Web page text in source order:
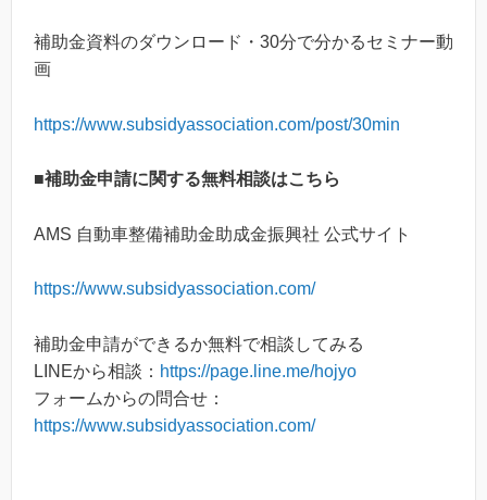
補助金資料のダウンロード・30分で分かるセミナー動
画
https://www.subsidyassociation.com/post/30min
■補助金申請に関する無料相談はこちら
AMS 自動車整備補助金助成金振興社 公式サイト
https://www.subsidyassociation.com/
補助金申請ができるか無料で相談してみる
LINEから相談： https://page.line.me/hojyo
フォームからの問合せ：
https://www.subsidyassociation.com/